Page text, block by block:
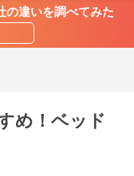
の違いを調べてみた
め！ベッド